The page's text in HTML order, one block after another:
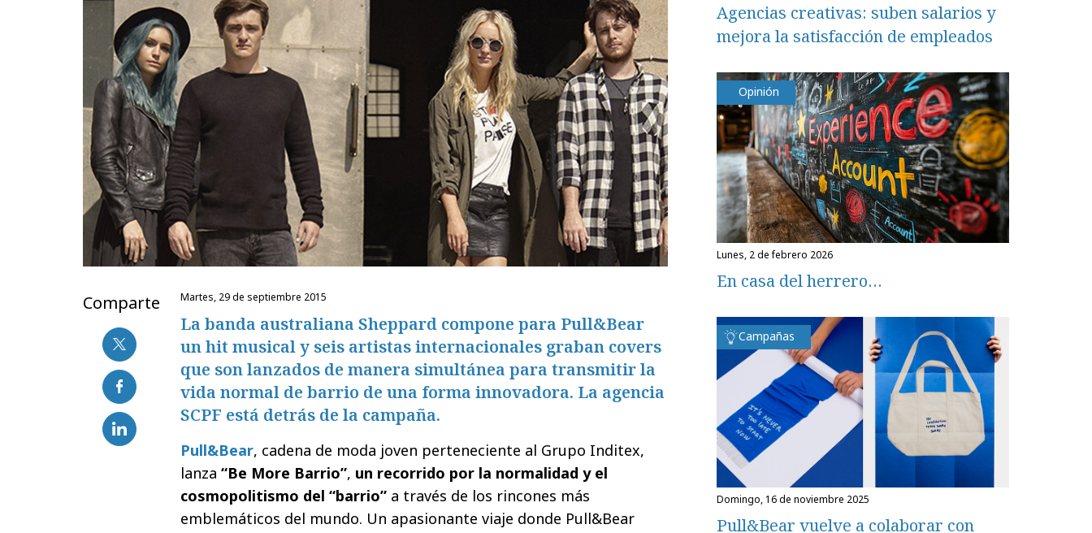
Comparte martes, 29 de septiembre 2015
La banda australiana Sheppard compone para Pull&Bear
un hit musical y seis artistas internacionales graban covers
que son lanzados de manera simultánea para transmitir la
vida normal de barrio de una forma innovadora. La agencia
SCPF está detrás de la campaña.
Pull&Bear, cadena de moda joven perteneciente al Grupo Inditex,
lanza “Be More Barrio”, un recorrido por la normalidad y el
cosmopolitismo del “barrio” a través de los rincones más
emblemáticos del mundo. Un apasionante viaje donde Pull&Bear
Agencias creativas: suben salarios y
mejora la satisfacción de empleados
Opinión
lunes, 2 de febrero 2026
En casa del herrero…
Campañas
domingo, 16 de noviembre 2025
Pull&Bear vuelve a colaborar con